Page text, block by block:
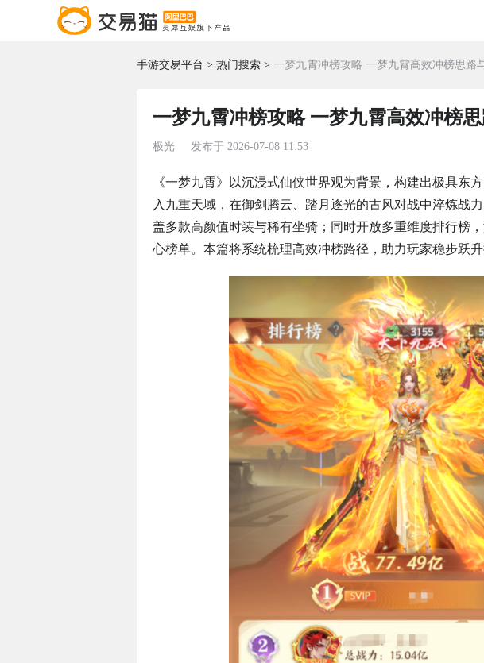
手游交易平台 热门搜索 一梦九霄冲榜攻略 一梦九霄高效冲榜思路
一梦九霄冲榜攻略 一梦九霄高效冲榜
极光 发布于 2026-07-08 11:53
《一梦九霄》以沉浸式仙侠世界观为背景，构建出极具东
入九重天域，在御剑腾云、踏月逐光的古风对战中淬炼战
盖多款高颜值时装与稀有坐骑；同时开放多重维度排行榜
心榜单。本篇将系统梳理高效冲榜路径，助力玩家稳步跃升